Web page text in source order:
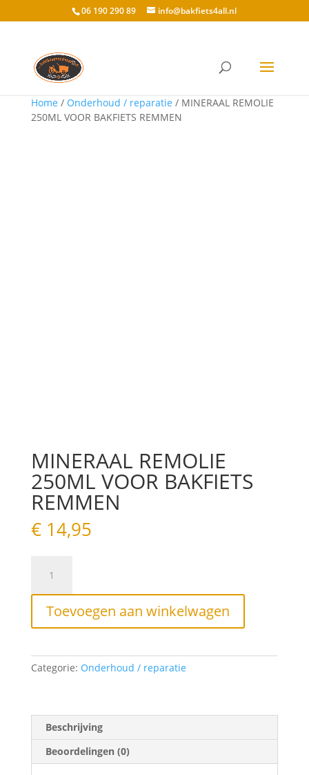
06 190 290 89 info@bakfiets4all.nl
Home / Onderhoud / reparatie / MINERAAL REMOLIE
250ML VOOR BAKFIETS REMMEN
MINERAAL REMOLIE
250ML VOOR BAKFIETS
REMMEN
€14,95
REMOLIE
250ML
VOOR
BAKFIETS
Toevoegen aan winkelwagen
Categorie: Onderhoud / reparatie
Beschrijving
Beoordelingen (0)